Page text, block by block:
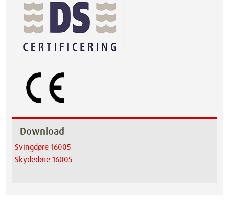
Download
Svingdøre 16005
Skydedøre 16005